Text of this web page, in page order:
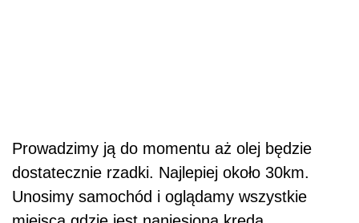
Prowadzimy ją do momentu aż olej będzie
dostatecznie rzadki. Najlepiej około 30km.
Unosimy samochód i oglądamy wszystkie